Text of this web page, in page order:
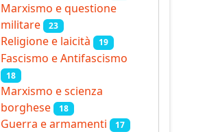
Marxismo e questione
militare
23
Religione e laicità 19
Fascismo e Antifascismo
18
Marxismo e scienza
borghese
18
Guerra e armamenti 17